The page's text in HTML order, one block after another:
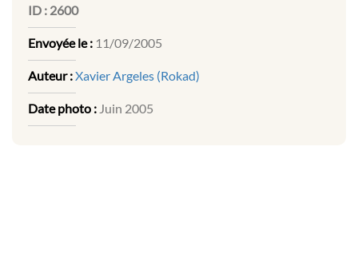
ID : 2600
Envoyée le : 11/09/2005
Auteur :Xavier Argeles (Rokad)
Date photo : Juin 2005